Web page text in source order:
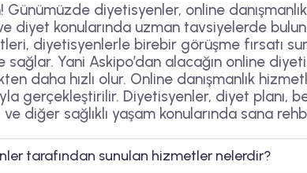
Günümüzde diyetisyenler, online
diyet konularında uzman tavsiyelerde
diyetisyenlerle birebir görüşme fırsatı
Yani Askipo’dan alacağın online
daha hızlı olur. Online danışmanlık
gerçekleştirilir. Diyetisyenler, diyet planı,
diğer sağlıklı yaşam konularında sana
tarafından sunulan hizmetler nelerdir?